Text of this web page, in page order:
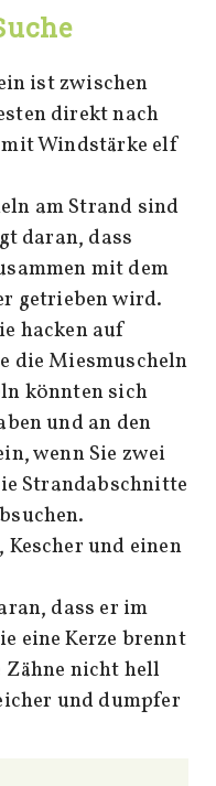
ist zwischen
direkt nach
Windstärke elf
am Strand sind
daran, dass
mit dem
getrieben wird.
hacken auf
die Miesmuscheln
könnten sich
und an den
wenn Sie zwei
Strandabschnitte
und einen
dass er im
eine Kerze brennt
nicht hell
und dumpfer